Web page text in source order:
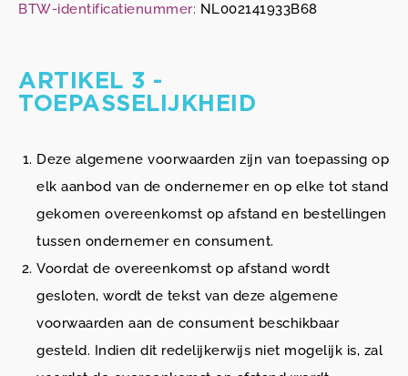
BTW-identificatienummer: NL002141933B68
ARTIKEL 3 -
TOEPASSELIJKHEID
Deze algemene voorwaarden zijn van toepassing op
elk aanbod van de ondernemer en op elke tot stand
gekomen overeenkomst op afstand en bestellingen
tussen ondernemer en consument.
Voordat de overeenkomst op afstand wordt
gesloten, wordt de tekst van deze algemene
voorwaarden aan de consument beschikbaar
gesteld. Indien dit redelijkerwijs niet mogelijk is, zal